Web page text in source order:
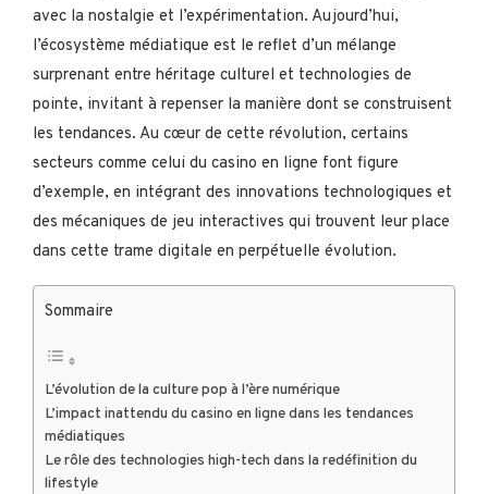
avec la nostalgie et l’expérimentation. Aujourd’hui,
l’écosystème médiatique est le reflet d’un mélange
surprenant entre héritage culturel et technologies de
pointe, invitant à repenser la manière dont se construisent
les tendances. Au cœur de cette révolution, certains
secteurs comme celui du casino en ligne font figure
d’exemple, en intégrant des innovations technologiques et
des mécaniques de jeu interactives qui trouvent leur place
dans cette trame digitale en perpétuelle évolution.
Sommaire
L’évolution de la culture pop à l’ère numérique
L’impact inattendu du casino en ligne dans les tendances
médiatiques
Le rôle des technologies high-tech dans la redéfinition du
lifestyle